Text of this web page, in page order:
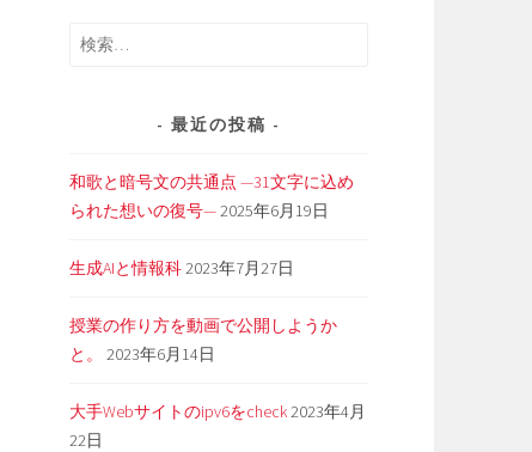
検
最近の投稿
和歌と暗号文の共通点 —31文字に込め
られた想いの復号—2025年6月19日
生成AIと情報科2023年7月27日
授業の作り方を動画で公開しようか
と。
2023年6月14日
大手Webサイトのipv6をcheck2023年4月
22日